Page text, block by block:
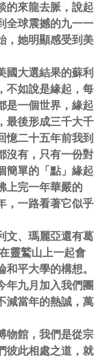
的來龍去脈，說起
全球震撼的九一一
，她明顯感受到美
國大選結果的蘇利
不如說是緣起，每
是一個世界，緣起
最後形成三千大千
二十五年前我到
沒有，只有一份對
簡單的「點」緣起
上完一年華嚴的
，一路看著它似乎
文、瑪麗亞還有葛
靈鷲山上一起會
平大學的構想。
年九月加入我們團
減當年的熱誠，萬
物館，我們是從宗
彼此相處之道，就